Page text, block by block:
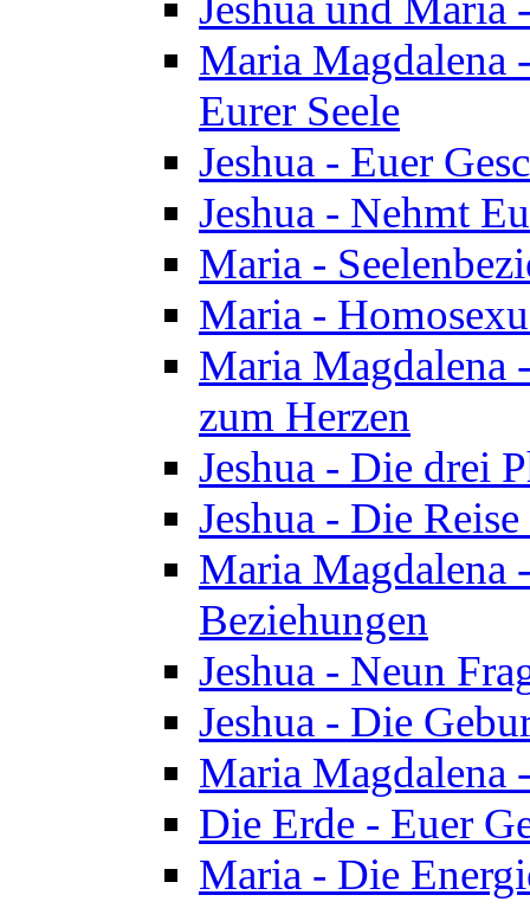
Maria Magdalena
Eurer Seele
Jeshua - Euer
Jeshua - Nehmt
Maria -
Maria -
Maria Magdalena
zum Herzen
Jeshua - Die drei
Jeshua - Die
Maria Magdalena
Beziehungen
Jeshua - Neun
Jeshua - Die
Maria Magdalena
Die Erde - Euer
Maria - Die